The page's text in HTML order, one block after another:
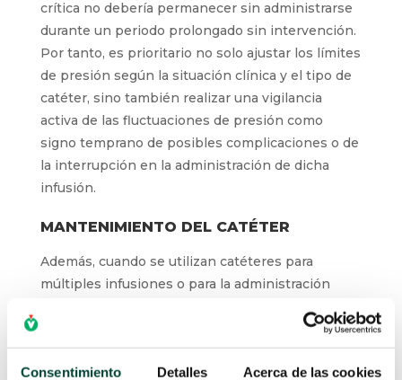
Consentimiento Detalles Acerca de las cookies
crítica no debería permanecer sin administrarse
durante un periodo prolongado sin intervención.
Por tanto, es prioritario no solo ajustar los límites
de presión según la situación clínica y el tipo de
catéter, sino también realizar una vigilancia
activa de las fluctuaciones de presión como
signo temprano de posibles complicaciones o de
la interrupción en la administración de dicha
infusión.
MANTENIMIENTO DEL CATÉTER
Además, cuando se utilizan catéteres para
múltiples infusiones o para la administración
realizar lavados adecuados entre medicaciones.
Las recomendaciones actuales para prevenir y
minimizar los riesgos de daños en el catéter